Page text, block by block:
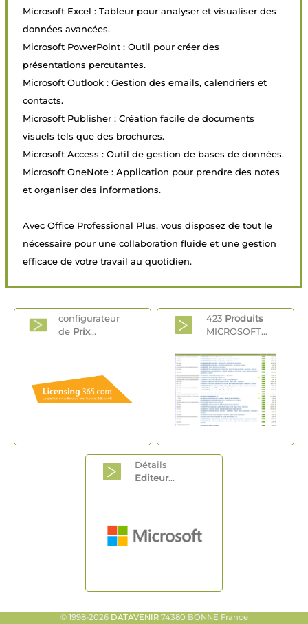
Microsoft Excel : Tableur pour analyser et visualiser des
données avancées.
Microsoft PowerPoint : Outil pour créer des
présentations percutantes.
Microsoft Outlook : Gestion des emails, calendriers et
contacts.
Microsoft Publisher : Création facile de documents
visuels tels que des brochures.
Microsoft Access : Outil de gestion de bases de données.
Microsoft OneNote : Application pour prendre des notes
et organiser des informations.
Avec Office Professional Plus, vous disposez de tout le
nécessaire pour une collaboration fluide et une gestion
efficace de votre travail au quotidien.
configurateur
de Prix...
423 Produits
MICROSOFT...
Détails
Editeur...
© 1998-2026 DATAVENIR74380 BONNE France